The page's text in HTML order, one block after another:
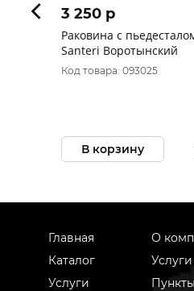
3 250 p
Раковина с
Santeri Воротынский
Код товара: 093025
В корзину
Главная
Каталог
Услуги
О